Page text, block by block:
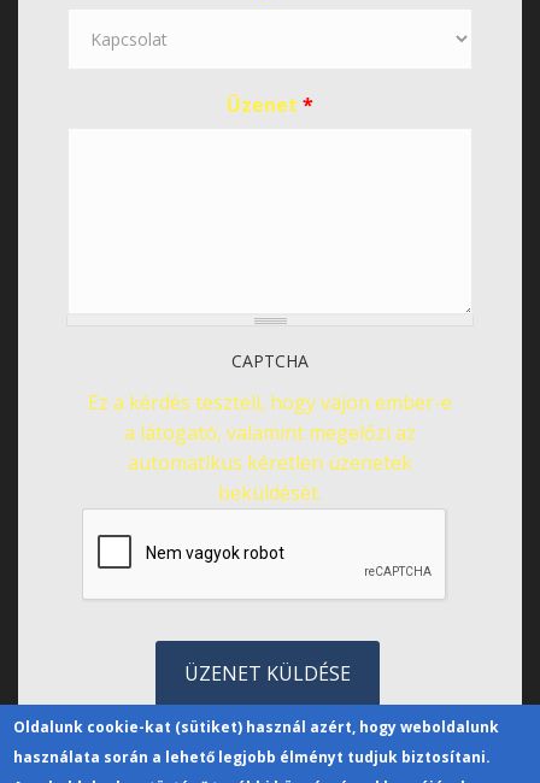
Üzenet *
CAPTCHA
Ez a kérdés teszteli, hogy vajon ember-e
a látogató, valamint megelőzi az
automatikus kéretlen üzenetek
beküldését.
Oldalunk cookie-kat (sütiket) használ azért, hogy weboldalunk
használata során a lehető legjobb élményt tudjuk biztosítani.